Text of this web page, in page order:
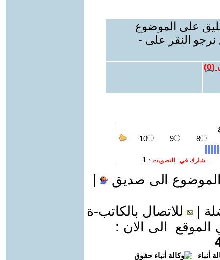
على الموضوع
نرجو النقر على -
(
0
)
الى صديق
للاتصال بالكاتب-ة
الى الان :